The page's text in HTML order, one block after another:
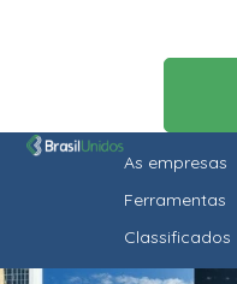
As empresas
Ferramentas
Classificados